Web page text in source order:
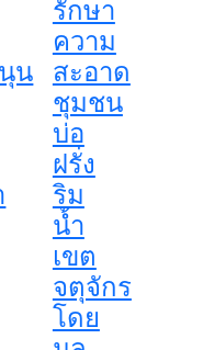
น
รักษา
ความ
สะอาด
ชุมชน
บ่อ
ฝรั่ง
ริม
น้ำ
เขต
จตุจักร
โดย